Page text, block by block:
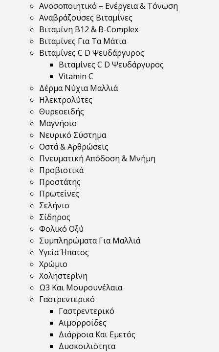
Ανοσοποιητικό – Ενέργεια & Τόνωση
Αναβράζουσες Βιταμίνες
Βιταμίνη B12 & Β-Complex
Βιταμίνες Για Τα Μάτια
Βιταμίνες C D Ψευδάργυρος
Βιταμίνες C D Ψευδάργυρος
Vitamin C
Δέρμα Νύχια Μαλλιά
Ηλεκτρολύτες
Θυρεοειδής
Μαγνήσιο
Νευρικό Σύστημα
Οστά & Αρθρώσεις
Πνευματική Απόδοση & Μνήμη
Προβιοτικά
Προστάτης
Πρωτεΐνες
Σελήνιο
Σίδηρος
Φολικό Οξύ
Συμπληρώματα Για Μαλλιά
Υγεία Ήπατος
Χρώμιο
Χοληστερίνη
Ω3 Και Μουρουνέλαια
Γαστρεντερικό
Γαστρεντερικό
Αιμορροΐδες
Διάρροια Και Εμετός
Δυσκοιλιότητα